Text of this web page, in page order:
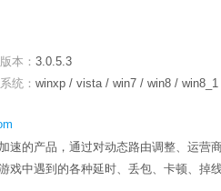
版本： 3.0.5.3
系统： winxp / vista / win7 / win8 / win8_1
速的产品，通过对动态路由调整、运营
戏中遇到的各种延时、丢包、卡顿、掉